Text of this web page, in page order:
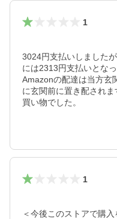
1
3024円支払いしました
には2313円支払いとな
Amazonの配達は当方玄
に玄関前に置き配され
買い物でした。
1
＜今後このストアで購